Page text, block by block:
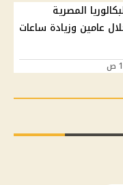
المصرية
7 مواد خلال عامين وزيادة ساعات